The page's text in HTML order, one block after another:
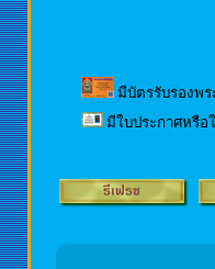
มีบัตรรับรองพร
มีใบประกาศหรือ